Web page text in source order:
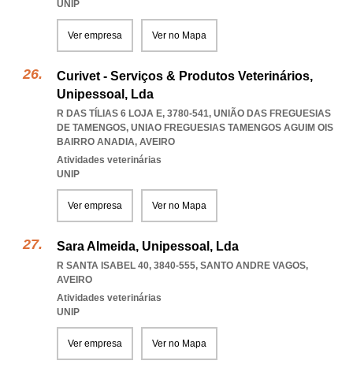
UNIP
Ver empresa Ver no Mapa
Curivet - Serviços & Produtos Veterinários,
Unipessoal, Lda
R DAS TÍLIAS 6 LOJA E, 3780-541, UNIÃO DAS FREGUESIAS
DE TAMENGOS, UNIAO FREGUESIAS TAMENGOS AGUIM OIS
BAIRRO ANADIA, AVEIRO
Atividades veterinárias
UNIP
Ver empresa Ver no Mapa
Sara Almeida, Unipessoal, Lda
R SANTA ISABEL 40, 3840-555, SANTO ANDRE VAGOS,
AVEIRO
Atividades veterinárias
UNIP
Ver empresa Ver no Mapa